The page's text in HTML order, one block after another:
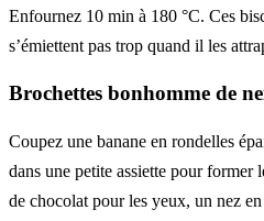
Enfournez 10 min à 180 °C. Ces
s’émiettent pas trop quand il les
Brochettes bonhomme de
Coupez une banane en rondelles
dans une petite assiette pour former
de chocolat pour les yeux, un nez